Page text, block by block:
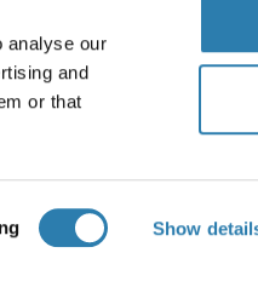
analyse our
and
or that
Show
+49 (0)241
+49 (0)241
Rockland